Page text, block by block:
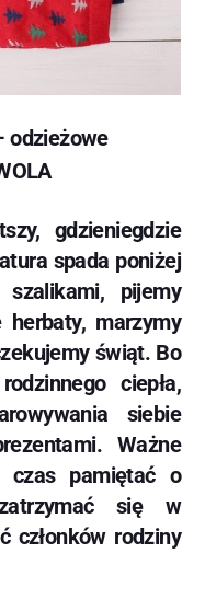
odzieżowe
gdzieniegdzie
spada poniżej
pijemy
herbaty, marzymy
świąt. Bo
ciepła,
siebie
Ważne
pamiętać o
się w
członków rodziny